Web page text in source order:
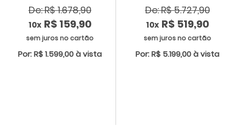
De: R$ 1.678,90
10x R$ 159,90
sem juros no cartão
Por: R$ 1.599,00 à vista
De: R$ 5.727,90
10x R$ 519,90
sem juros no cartão
Por: R$ 5.199,00 à vista